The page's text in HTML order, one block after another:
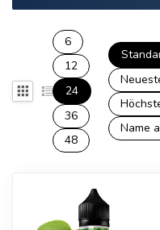
6
12
24
36
48
Name